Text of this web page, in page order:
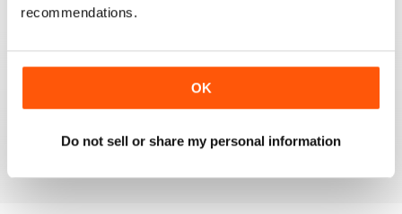
recommendations.
OK
Do not sell or share my personal information
Reading this mag gives me enormous pleasure. The
Recensito 01 giugno 2012